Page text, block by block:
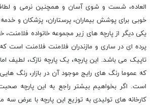
العاده، شست و شوی آسان و همچنین نرمی و
خوبی برای پوشش بیماران، پرستاران، پزشکان و
یکی دیگر از پارچه های زیر مجموعه خانواده فلامنت،
پرده ای در ساری و مازندران فلامنت فلامنت است
تاپیک می باشد. این پارچه، یک پارچه نازک، لطیف
که عموما رنگ های رایج موجود آن در بازار، رنگ
است. اگر بخواهیم بیشتر راجع به این پارچه
کارخانه های تولیدی به توزیع این پارچه با عرض